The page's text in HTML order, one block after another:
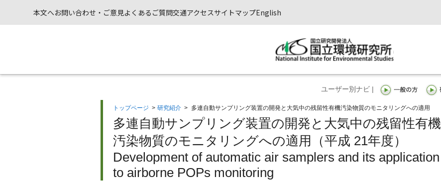
本文へお問い合わせ・ご意見よくあるご質問交通アクセスサイトマップEnglish
ユーザー別ナビ |
トップページ > 研究紹介 > 多連自動サンプリング装置の開発と大気中の残留性有機汚染物質のモニタリングへの適用
多連自動サンプリング装置の開発と大気中の残留性有機
汚染物質のモニタリングへの適用（平成 21年度）
Development of automatic air samplers and its application
to airborne POPs monitoring